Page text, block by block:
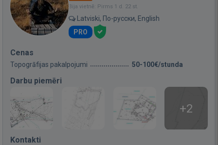
Bija vietnē: Pirms 1 d. 22 st.
Latviski, По-русски, English
PRO
Cenas
Topogrāfijas pakalpojumi 50-100€/stunda
Darbu piemēri
+2
Kontakti